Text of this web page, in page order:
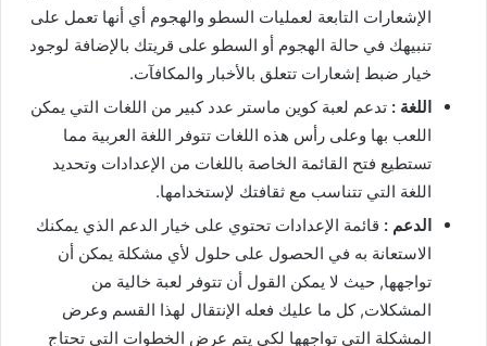
الإشعارات التابعة لعمليات السطو والهجوم أي أنها تعمل على
تنبيهك في حالة الهجوم أو السطو على قريتك بالإضافة لوجود
خيار ضبط إشعارات تتعلق بالأخبار والمكافآت.
اللغة : تدعم لعبة كوين ماستر عدد كبير من اللغات التي يمكن
اللعب بها وعلى رأس هذه اللغات تتوفر اللغة العربية مما
تستطيع فتح القائمة الخاصة باللغات من الإعدادات وتحديد
اللغة التي تتناسب مع ثقافتك لإستخدامها.
الدعم : قائمة الإعدادات تحتوي على خيار الدعم الذي يمكنك
الاستعانة به في الحصول على حلول لأي مشكلة يمكن أن
تواجهها, حيث لا يمكن القول أن تتوفر لعبة خالية من
المشكلات, كل ما عليك فعله الإنتقال لهذا القسم وعرض
المشكلة التي تواجهها لكي يتم عرض الخطوات التي تحتاج